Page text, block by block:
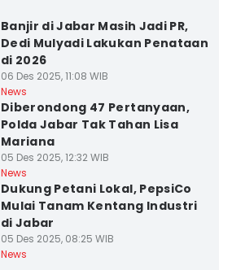
Banjir di Jabar Masih Jadi PR,
Dedi Mulyadi Lakukan Penataan
di 2026
06 Des 2025, 11:08 WIB
News
Diberondong 47 Pertanyaan,
Polda Jabar Tak Tahan Lisa
Mariana
05 Des 2025, 12:32 WIB
News
Dukung Petani Lokal, PepsiCo
Mulai Tanam Kentang Industri
di Jabar
05 Des 2025, 08:25 WIB
News